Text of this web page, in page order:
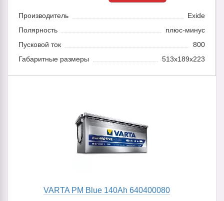
Производитель
Exide
Полярность
плюс-минус
Пусковой ток
800
Габаритные размеры
513x189x223
VARTA PM Blue 140Ah 640400080